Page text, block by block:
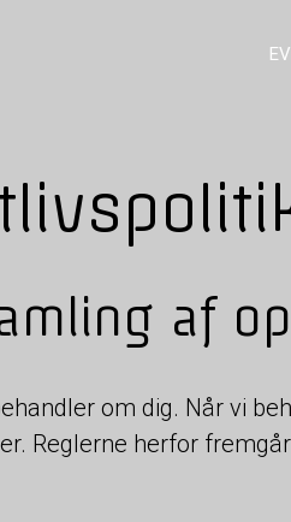
af
om dig. Når vi
Reglerne herfor